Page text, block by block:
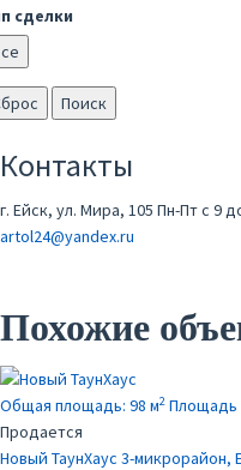
сделки
Поиск
Контакты
г. Ейск, ул. Мира, 105 Пн-Пт с 9
artol24@yandex.ru
Похожие
Общая площадь: 98 м2 Площадь
Продается
Новый ТаунХаус 3-микрорайон,